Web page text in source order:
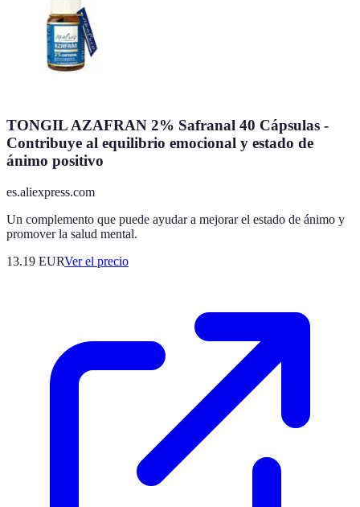
TONGIL AZAFRAN 2% Safranal 40 Cápsulas -
Contribuye al equilibrio emocional y estado de
ánimo positivo
es.aliexpress.com
Un complemento que puede ayudar a mejorar el estado de ánimo y
promover la salud mental.
13.19 EURVer el precio